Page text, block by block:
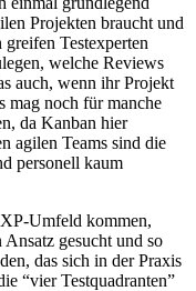
Projekten braucht und
Testexperten
welche Reviews
auch, wenn ihr Projekt
mag noch für manche
da Kanban hier
agilen Teams sind die
personell kaum
Umfeld kommen,
Ansatz gesucht und so
das sich in der Praxis
“vier Testquadranten”